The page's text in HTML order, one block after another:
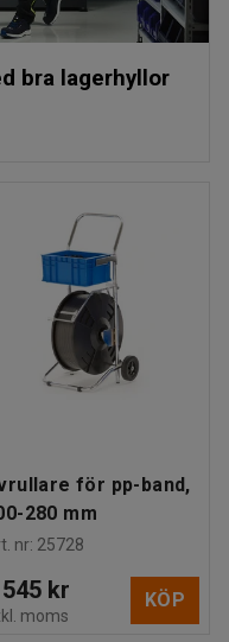
bra lagerhyllor
för pp-band,
280 mm
nr: 25728
kr
moms
KÖP